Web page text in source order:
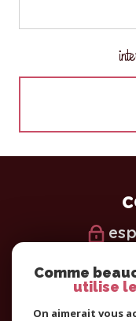
Comme
utilise
On aimerait vous